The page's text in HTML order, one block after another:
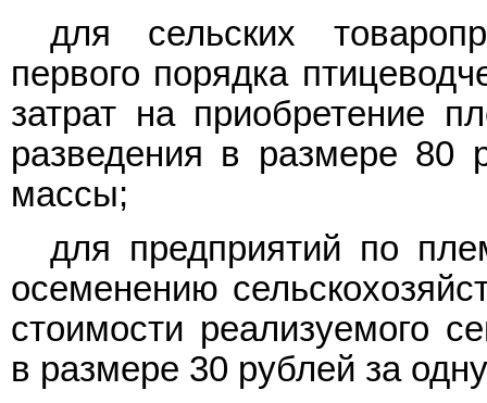
для сельских
первого порядка
затрат на приобретение
разведения в размере 80
массы;
для предприятий по
осеменению
стоимости реализуемого
в размере 30 рублей за